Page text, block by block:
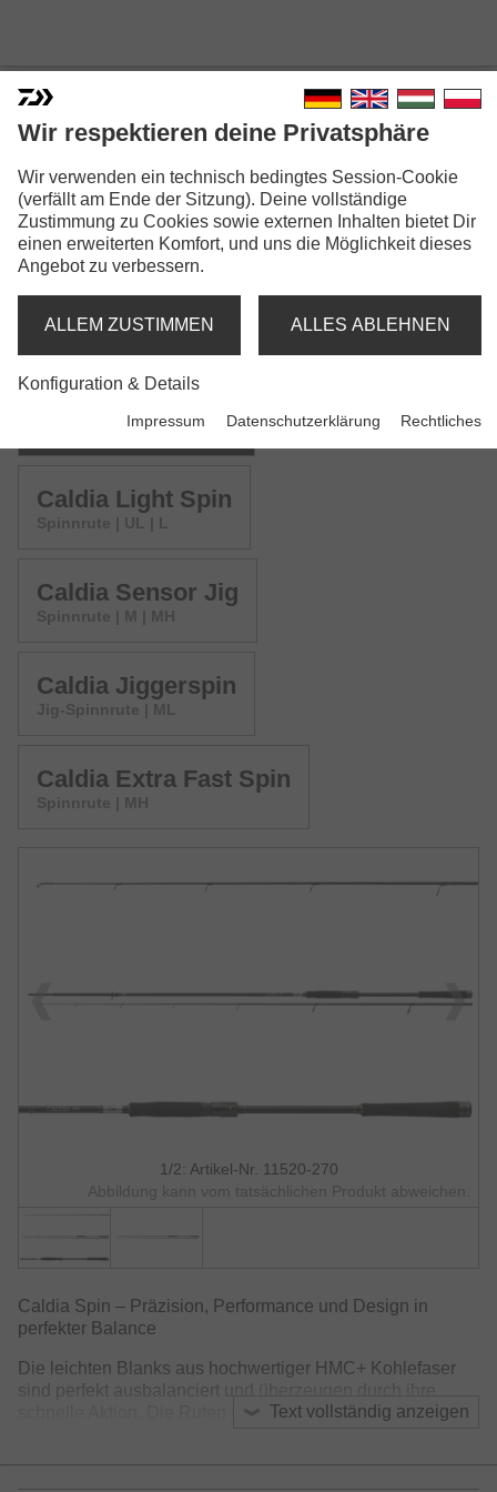
CALDIA SPINNING
Modellausführungen: 5
Spinnrute | ML | M | MH | H
Caldia Light Spin
Spinnrute | UL | L
Caldia Sensor Jig
Spinnrute | M | MH
Caldia Jiggerspin
Jig-Spinnrute | ML
Caldia Extra Fast Spin
Spinnrute | MH
1/2: Artikel-Nr. 11520-270
Abbildung kann vom tatsächlichen Produkt abweichen.
Text vollständig anzeigen
Caldia Spin – Präzision, Performance und Design in
perfekter Balance
Die leichten Blanks aus hochwertiger HMC+ Kohlefaser
sind perfekt ausbalanciert und überzeugen durch ihre
schnelle Aktion. Die Ruten eignen sich somit hervorragend
Wir respektieren deine Privatsphäre
Wir verwenden ein technisch bedingtes Session-Cookie
(verfällt am Ende der Sitzung). Deine vollständige
Zustimmung zu Cookies sowie externen Inhalten bietet Dir
einen erweiterten Komfort, und uns die Möglichkeit dieses
Angebot zu verbessern.
ALLEM ZUSTIMMEN ALLES ABLEHNEN
Konfiguration & Details
Impressum Datenschutzerklärung Rechtliches